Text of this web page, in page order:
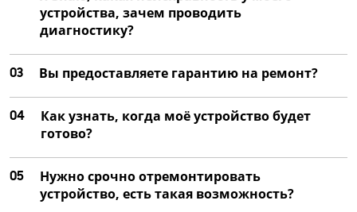
устройства, зачем проводить
диагностику?
03 Вы предоставляете гарантию на ремонт?
04
Как узнать, когда моё устройство будет
готово?
05
Нужно срочно отремонтировать
устройство, есть такая возможность?